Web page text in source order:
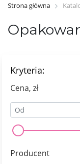
Strona główna
Kryteria:
Сena, zł
Producent